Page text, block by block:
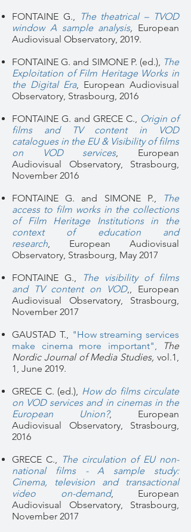
FONTAINE G.,
The theatrical – TVOD
window A sample analysis, European
Audiovisual Observatory, 2019.
FONTAINE G. and SIMONE P. (ed.), The
Exploitation of Film Heritage Works in
the Digital Era, European Audiovisual
Observatory, Strasbourg, 2016
FONTAINE G. and GRECE C., Origin of
films and TV content in VOD
catalogues in the EU & Visibility of films
on VOD services, European
Audiovisual Observatory, Strasbourg,
November 2016
FONTAINE G. and SIMONE P.,
The
access to film works in the collections
of Film Heritage Institutions in the
context of education and
research, European Audiovisual
Observatory, Strasbourg, May 2017
FONTAINE G.,
The visibility of films
and TV content on VOD,, European
Audiovisual Observatory, Strasbourg,
November 2017
GAUSTAD T., "How streaming services
make cinema more important",
The
Nordic Journal of Media Studies, vol.1,
1, June 2019.
GRECE C. (ed.), How do films circulate
on VOD services and in cinemas in the
European Union?, European
Audiovisual Observatory, Strasbourg,
2016
GRECE C., The circulation of EU non-
national films - A sample study:
Cinema, television and transactional
video on-demand, European
Audiovisual Observatory, Strasbourg,
November 2017